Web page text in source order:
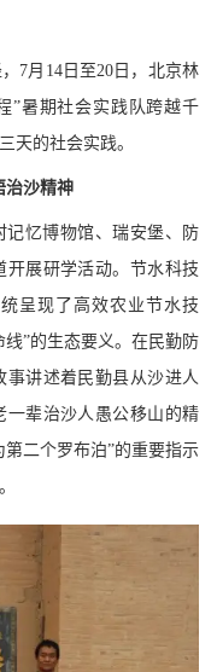
7月14日至20 日，北京林
”暑期社会实践队跨越千
天的社会实践。
治沙精神
记忆博物馆、瑞安堡、防
展研学活动。节水科技
呈现了高效农业节水技
线”的生态要义。在民勤防
讲述着民勤县从沙进人
一辈治沙人愚公移山的精
二个罗布泊”的重要指示